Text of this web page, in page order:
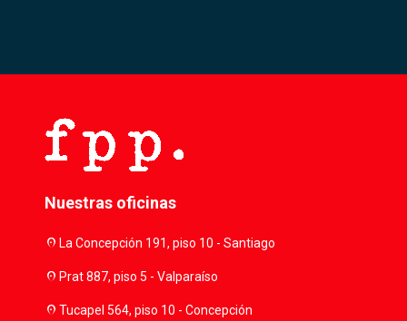
Nuestras oficinas
location_onLa Concepción 191, piso 10 - Santiago
location_onPrat 887, piso 5 - Valparaíso
location_onTucapel 564, piso 10 - Concepción